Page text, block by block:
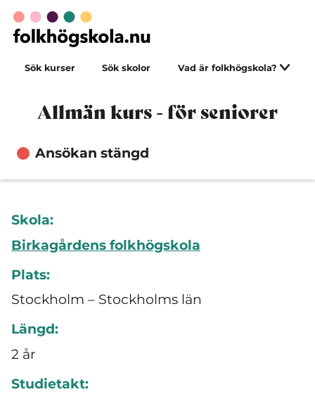
Sök kurser Sök skolor Vad är folkhögskola?
Allmän kurs - för seniorer
Ansökan stängd
Skola:
Birkagårdens folkhögskola
Plats:
Stockholm – Stockholms län
Längd:
2 år
Studietakt: